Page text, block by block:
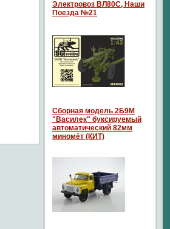
Электровоз ВЛ80С, Наши
Поезда №21
Сборная модель 2Б9М
"Василек" буксируемый
автоматический 82мм
миномёт (КИТ)